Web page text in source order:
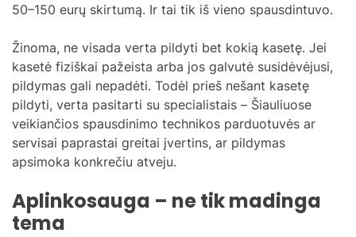
50–150 eurų skirtumą. Ir tai tik iš vieno spausdintuvo.
Žinoma, ne visada verta pildyti bet kokią kasetę. Jei
kasetė fiziškai pažeista arba jos galvutė susidėvėjusi,
pildymas gali nepadėti. Todėl prieš nešant kasetę
pildyti, verta pasitarti su specialistais – Šiauliuose
veikiančios spausdinimo technikos parduotuvės ar
servisai paprastai greitai įvertins, ar pildymas
apsimoka konkrečiu atveju.
Aplinkosauga – ne tik madinga
tema